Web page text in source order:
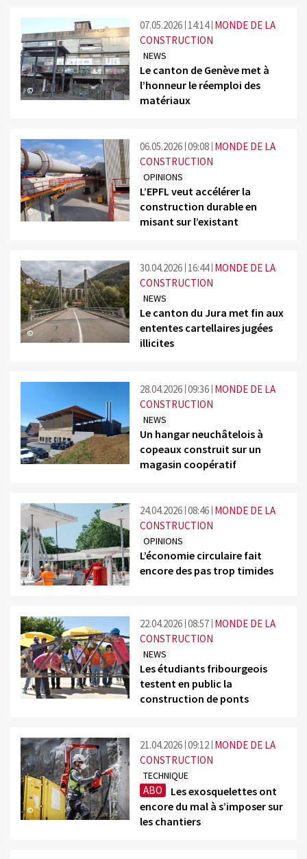
©
07.05.2026 14:14 MONDE DE LA
CONSTRUCTION
NEWS
Le canton de Genève met à
l’honneur le réemploi des
matériaux
©
06.05.2026 09:08 MONDE DE LA
CONSTRUCTION
OPINIONS
L’EPFL veut accélérer la
construction durable en
misant sur l’existant
©
30.04.2026 16:44 MONDE DE LA
CONSTRUCTION
NEWS
Le canton du Jura met fin aux
ententes cartellaires jugées
illicites
©
28.04.2026 09:36 MONDE DE LA
CONSTRUCTION
NEWS
Un hangar neuchâtelois à
copeaux construit sur un
magasin coopératif
©
24.04.2026 08:46 MONDE DE LA
CONSTRUCTION
OPINIONS
L’économie circulaire fait
encore des pas trop timides
©
22.04.2026 08:57 MONDE DE LA
CONSTRUCTION
NEWS
Les étudiants fribourgeois
testent en public la
construction de ponts
©
21.04.2026 09:12 MONDE DE LA
CONSTRUCTION
TECHNIQUE
ABO
Les exosquelettes ont
encore du mal à s’imposer sur
les chantiers